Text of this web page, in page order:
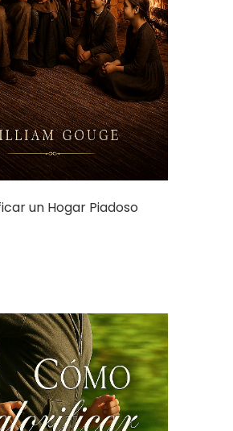
un Hogar Piadoso